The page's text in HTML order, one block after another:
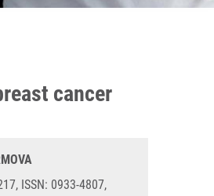
cancer
ISSN: 0933-4807,